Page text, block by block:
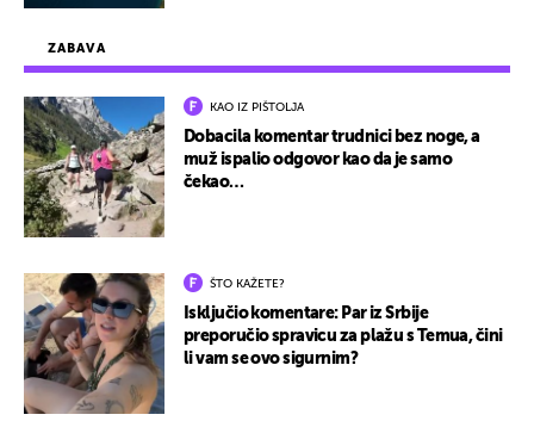
ZABAVA
KAO IZ PIŠTOLJA
Dobacila komentar trudnici bez noge, a
muž ispalio odgovor kao da je samo
čekao…
ŠTO KAŽETE?
Isključio komentare: Par iz Srbije
preporučio spravicu za plažu s Temua, čini
li vam se ovo sigurnim?